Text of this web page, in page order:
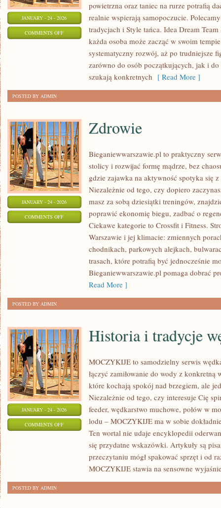
JANUARY - 24 - 2026
COMMENTS OFFON
powietrzna oraz taniec na rurze potrafią
realnie wspierają samopoczucie.
tradycjach i Style tańca. Idea Dream
każda osoba może zacząć w swoim
systematyczny rozwój, aż po trudniejsze
zarówno do osób początkujących, jak i
szukają konkretnych [ Read More ]
POSTED BY ADMIN
JANUARY - 24 - 2026
COMMENTS OFFON
Zdrowie
Bieganiewwarszawie.pl to praktyczny
stolicy i rozwijać formę mądrze, bez
gdzie zajawka na aktywność spotyka się
Niezależnie od tego, czy dopiero
masz za sobą dziesiątki treningów,
poprawić ekonomię biegu, zadbać o
Ciekawe kategorie to Crossfit i Fitness.
Warszawie i jej klimacie: zmiennych
chodnikach, parkowych alejkach,
trasach, które potrafią być jednocześnie
Bieganiewwarszawie.pl pomaga dobrać
Read More ]
POSTED BY ADMIN
JANUARY - 24 - 2026
COMMENTS OFFON
WĘDKARSKIE
Historia i tradycje
MOCZYKIJE to samodzielny serwis
łączyć zamiłowanie do wody z konkretną
które kochają spokój nad brzegiem, ale
Niezależnie od tego, czy interesuje Cię
feeder, wędkarstwo muchowe, połów w
lodu – MOCZYKIJE ma w sobie
Ten wortal nie udaje encyklopedii
się przydatne wskazówki. Artykuły są
przeczytaniu mógł spakować sprzęt i od
MOCZYKIJE stawia na sensowne
POSTED BY ADMIN